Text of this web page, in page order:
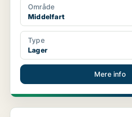
Område
Middelfart
Type
Lager
Mere info
Kontor i Vejle